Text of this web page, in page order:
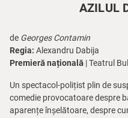
AZILUL
de Georges Contamin
Regia: Alexandru Dabija
Premieră națională | Teatrul
Un spectacol-polițist plin de
comedie provocatoare despre
aparențe înșelătoare, despre